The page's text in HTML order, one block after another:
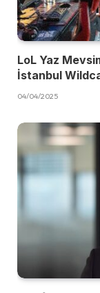
LoL Yaz
İstanbul
04/04/2025